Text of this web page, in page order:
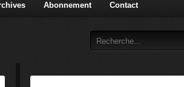
Abonnement Contact